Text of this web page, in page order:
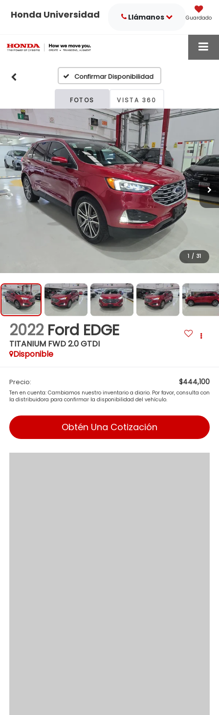
Honda Universidad Guardado
Llámanos
Confirmar Disponibilidad
FOTOS VISTA 360
1 / 31
2022 Ford EDGE
TITANIUM FWD 2.0 GTDI
Disponible
Precio: $444,100
Ten en cuenta: Cambiamos nuestro inventario a diario. Por favor, consulta con
la distribuidora para confirmar la disponibilidad del vehículo.
Obtén Una Cotización